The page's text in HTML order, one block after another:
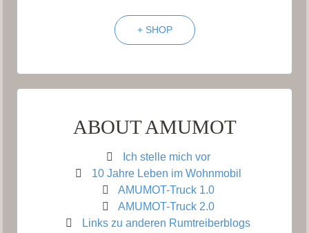
+ SHOP
ABOUT AMUMOT
Ich stelle mich vor
10 Jahre Leben im Wohnmobil
AMUMOT-Truck 1.0
AMUMOT-Truck 2.0
Links zu anderen Rumtreiberblogs